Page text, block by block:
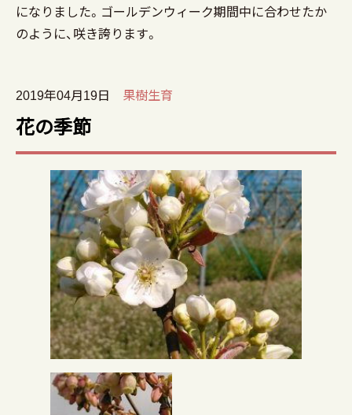
になりました。ゴールデンウィーク期間中に合わせたか
のように、咲き誇ります。
2019年04月19日 果樹生育
花の季節